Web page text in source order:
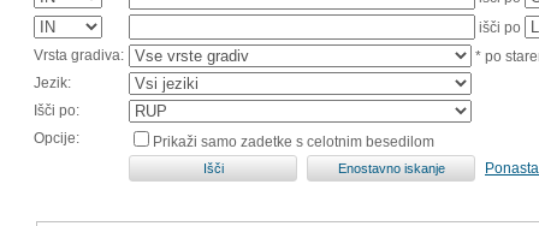
išči po
Vrsta gradiva:
* po
Jezik:
Išči po:
Opcije:
Prikaži samo zadetke s celotnim besedilom